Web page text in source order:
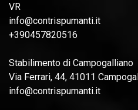
VR
info@contrispumanti.it
+390457820516
Stabilimento di Campogalliano
Via Ferrari, 44, 41011
info@contrispumanti.it